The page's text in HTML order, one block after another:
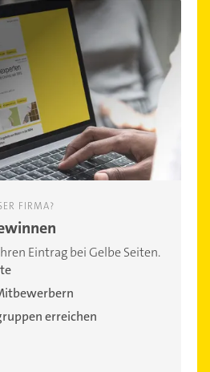
FIRMA?
Eintrag bei Gelbe Seiten.
erreichen